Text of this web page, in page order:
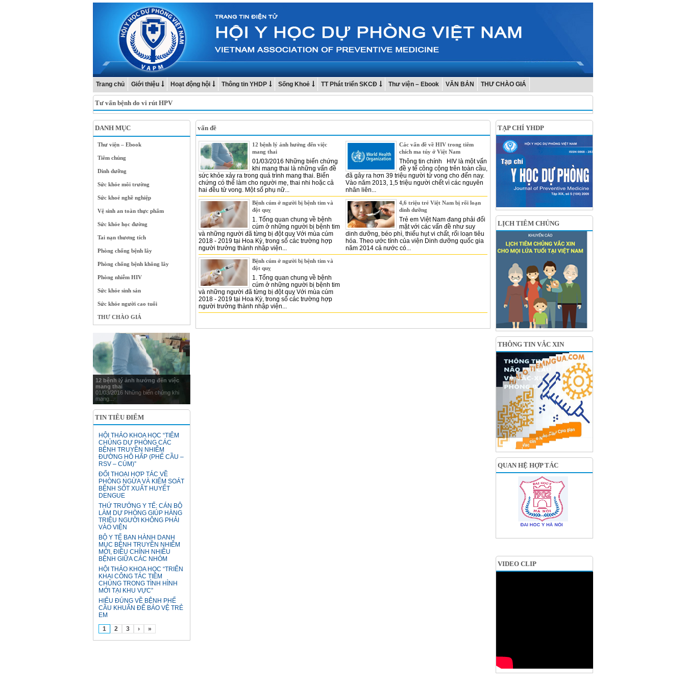
Trang chủ Giới thiệu Hoạt động hội Thông tin YHDP Sống Khoẻ TT Phát triển SKCĐ Thư viện – Ebook VĂN BẢN THƯ CHÀO GIÁ
Tư vấn bệnh do vi rút HPV
DANH MỤC
Thư viện – Ebook
Tiêm chủng
Dinh dưỡng
Sức khỏe môi trường
Sức khoẻ nghề nghiệp
Vệ sinh an toàn thực phẩm
Sức khỏe học đường
Tai nạn thương tích
Phòng chống bệnh lây
Phòng chống bệnh không lây
Phòng nhiễm HIV
Sức khỏe sinh sản
Sức khỏe người cao tuổi
THƯ CHÀO GIÁ
12 bệnh lý ảnh hưởng đến việc
mang thai
01/03/2016 Những biến chứng khi
mang...
TIN TIÊU ĐIỂM
HỘI THẢO KHOA HỌC “TIÊM
CHỦNG DỰ PHÒNG CÁC
BỆNH TRUYỀN NHIỄM
ĐƯỜNG HÔ HẤP (PHẾ CẦU –
RSV – CÚM)”
ĐỐI THOẠI HỢP TÁC VỀ
PHÒNG NGỪA VÀ KIỂM SOÁT
BỆNH SỐT XUẤT HUYẾT
DENGUE
THỨ TRƯỞNG Y TẾ: CÁN BỘ
LÀM DỰ PHÒNG GIÚP HÀNG
TRIỆU NGƯỜI KHÔNG PHẢI
VÀO VIỆN
BỘ Y TẾ BAN HÀNH DANH
MỤC BỆNH TRUYỀN NHIỄM
MỚI, ĐIỀU CHỈNH NHIỀU
BỆNH GIỮA CÁC NHÓM
HỘI THẢO KHOA HỌC “TRIỂN
KHAI CÔNG TÁC TIÊM
CHỦNG TRONG TÌNH HÌNH
MỚI TẠI KHU VỰC”
HIỂU ĐÚNG VỀ BỆNH PHẾ
CẦU KHUẨN ĐỂ BẢO VỆ TRẺ
EM
1
2 3 › »
vấn đề
12 bệnh lý ảnh hưởng đến việc
mang thai
01/03/2016 Những biến chứng
khi mang thai là những vấn đề
sức khỏe xảy ra trong quá trình mang thai. Biến
chứng có thể làm cho người mẹ, thai nhi hoặc cả
hai đều tử vong. Một số phụ nữ...
Các vấn đề về HIV trong tiêm
chích ma túy ở Việt Nam
Thông tin chính HIV là một vấn
đề y tế công cộng trên toàn cầu,
đã gây ra hơn 39 triệu người tử vong cho đến nay.
Vào năm 2013, 1,5 triệu người chết vì các nguyên
nhân liên...
Bệnh cúm ở người bị bệnh tim và
đột quỵ
1. Tổng quan chung về bệnh
cúm ở những người bị bệnh tim
và những người đã từng bị đột quỵ Với mùa cúm
2018 - 2019 tại Hoa Kỳ, trong số các trường hợp
người trưởng thành nhập viện...
4,6 triệu trẻ Việt Nam bị rối loạn
dinh dưỡng
Trẻ em Việt Nam đang phải đối
mặt với các vấn đề như suy
dinh dưỡng, béo phì, thiếu hụt vi chất, rối loạn tiêu
hóa. Theo ước tính của viện Dinh dưỡng quốc gia
năm 2014 cả nước có...
Bệnh cúm ở người bị bệnh tim và
đột quỵ
1. Tổng quan chung về bệnh
cúm ở những người bị bệnh tim
và những người đã từng bị đột quỵ Với mùa cúm
2018 - 2019 tại Hoa Kỳ, trong số các trường hợp
người trưởng thành nhập viện...
TẠP CHÍ YHDP
LỊCH TIÊM CHỦNG
THÔNG TIN VẮC XIN
QUAN HỆ HỢP TÁC
VIDEO CLIP